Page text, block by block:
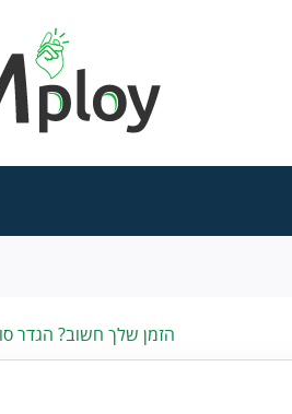
הזמן שלך חשוב? הגדר